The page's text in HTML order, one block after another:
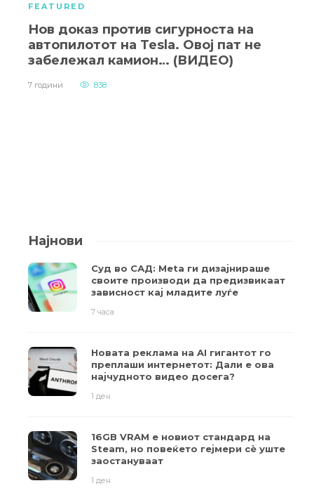
FEATURED
Нов доказ против сигурноста на
автопилотот на Tesla. Овој пат не
забележал камион… (ВИДЕО)
7 години 838
Најнови
Суд во САД: Meta ги дизајнираше
своите производи да предизвикаат
зависност кај младите луѓе
7 часа
Новата реклама на AI гигантот го
преплаши интернетот: Дали е ова
најчудното видео досега?
1 ден
16GB VRAM е новиот стандард на
Steam, но повеќето гејмери ​​сè уште
заостануваат
1 ден